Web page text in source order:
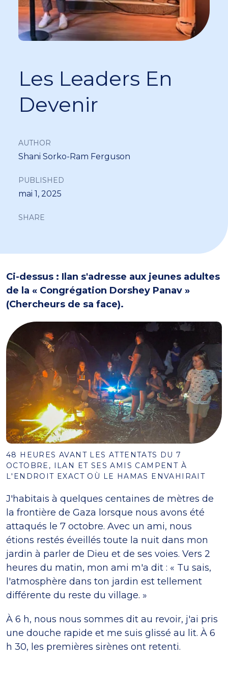
Les Leaders En
Devenir
AUTHOR
Shani Sorko-Ram Ferguson
PUBLISHED
mai 1, 2025
SHARE
Ci-dessus : Ilan s'adresse aux jeunes adultes
de la « Congrégation Dorshey Panav »
(Chercheurs de sa face).
48 HEURES AVANT LES ATTENTATS DU 7
OCTOBRE, ILAN ET SES AMIS CAMPENT À
L'ENDROIT EXACT OÙ LE HAMAS ENVAHIRAIT
J'habitais à quelques centaines de mètres de
la frontière de Gaza lorsque nous avons été
attaqués le 7 octobre. Avec un ami, nous
étions restés éveillés toute la nuit dans mon
jardin à parler de Dieu et de ses voies. Vers 2
heures du matin, mon ami m'a dit : « Tu sais,
l'atmosphère dans ton jardin est tellement
différente du reste du village. »
À 6 h, nous nous sommes dit au revoir, j'ai pris
une douche rapide et me suis glissé au lit. À 6
h 30, les premières sirènes ont retenti.